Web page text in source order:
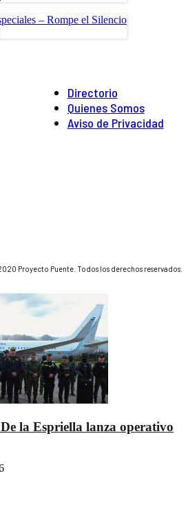
– Rompe el Silencio
Directorio
Quienes Somos
Aviso de Privacidad
Proyecto Puente. Todos los derechos reservados.
la Espriella lanza operativo